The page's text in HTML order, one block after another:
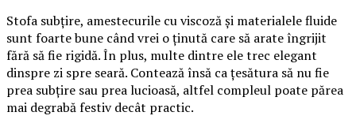
Stofa subțire, amestecurile cu viscoză și materialele fluide
sunt foarte bune când vrei o ținută care să arate îngrijit
fără să fie rigidă. În plus, multe dintre ele trec elegant
dinspre zi spre seară. Contează însă ca țesătura să nu fie
prea subțire sau prea lucioasă, altfel compleul poate părea
mai degrabă festiv decât practic.